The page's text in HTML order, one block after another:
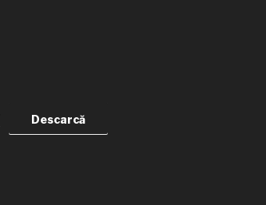
Descarcă